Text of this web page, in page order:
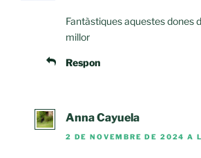
Fantàstiques aquestes dones
millor
Respon
Anna Cayuela
2 DE NOVEMBRE DE 2024 A